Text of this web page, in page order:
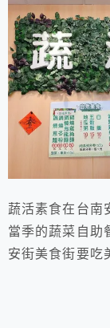
蔬活素食在台南
當季的蔬菜自助
安街美食街要吃